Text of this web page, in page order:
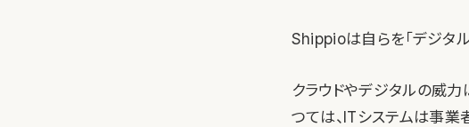
Shippioは自らを「デジタ
クラウドやデジタルの威
つては、ITシステムは事業